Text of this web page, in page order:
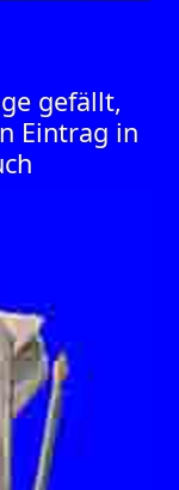
gefällt,
Eintrag in